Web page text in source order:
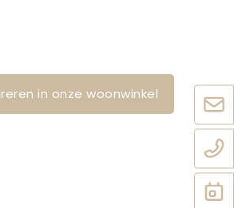
in onze woonwinkel